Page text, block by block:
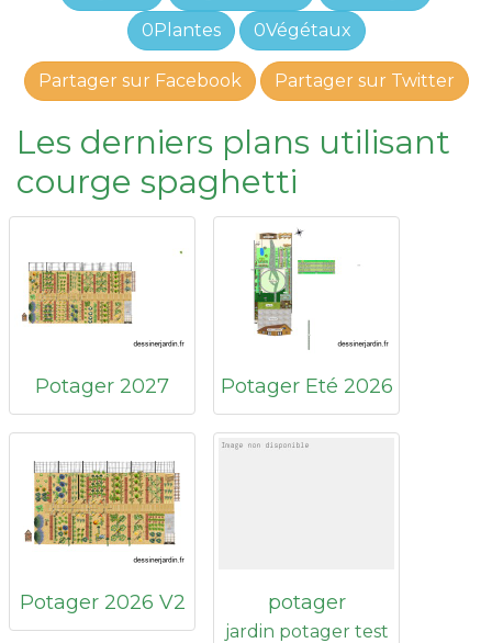
0Plantes
0Végétaux
Partager sur Facebook Partager sur Twitter
Les derniers plans utilisant
courge spaghetti
Potager 2027 Potager Eté 2026
Potager 2026 V2 potager
jardin potager test